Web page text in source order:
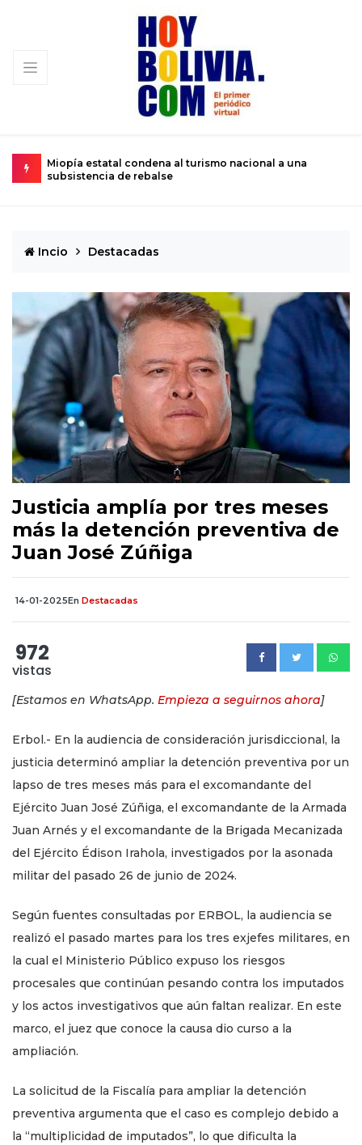
niño
Miopía estatal condena al turismo nacional a una
subsistencia de rebalse
Incio Destacadas
Justicia amplía por tres meses
más la detención preventiva de
Juan José Zúñiga
14-01-2025En Destacadas
972
vistas
[Estamos en WhatsApp. Empieza a seguirnos ahora]
Erbol.- En la audiencia de consideración jurisdiccional, la
justicia determinó ampliar la detención preventiva por un
lapso de tres meses más para el excomandante del
Ejército Juan José Zúñiga, el excomandante de la Armada
Juan Arnés y el excomandante de la Brigada Mecanizada
del Ejército Édison Irahola, investigados por la asonada
militar del pasado 26 de junio de 2024.
Según fuentes consultadas por ERBOL, la audiencia se
realizó el pasado martes para los tres exjefes militares, en
la cual el Ministerio Público expuso los riesgos
procesales que continúan pesando contra los imputados
y los actos investigativos que aún faltan realizar. En este
marco, el juez que conoce la causa dio curso a la
ampliación.
La solicitud de la Fiscalía para ampliar la detención
preventiva argumenta que el caso es complejo debido a
la “multiplicidad de imputados”, lo que dificulta la